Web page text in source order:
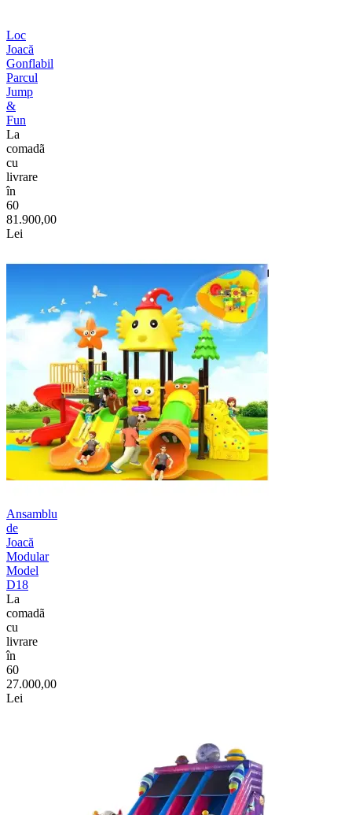
Loc
Joacă
Gonflabil
Parcul
Jump
&
Fun
La
comadã
cu
livrare
în
60
81.900,00
Lei
Ansamblu
de
Joacă
Modular
Model
D18
La
comadã
cu
livrare
în
60
27.000,00
Lei